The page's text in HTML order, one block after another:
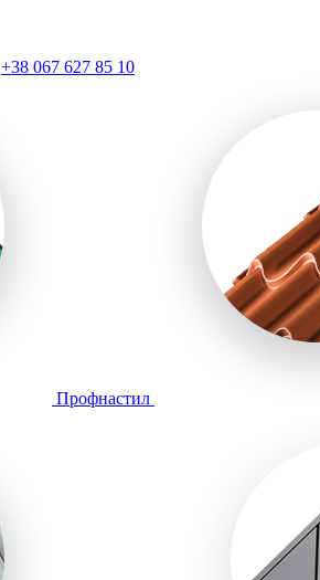
+38 067 627 85 10
Профнастил